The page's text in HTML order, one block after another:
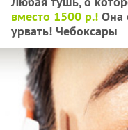
вместо 1500 р.! Она
урвать! Чебоксары